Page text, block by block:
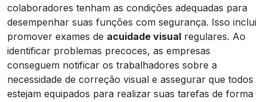
colaboradores tenham as condições adequadas para
desempenhar suas funções com segurança. Isso inclui
promover exames de acuidade visual regulares. Ao
identificar problemas precoces, as empresas
conseguem notificar os trabalhadores sobre a
necessidade de correção visual e assegurar que todos
estejam equipados para realizar suas tarefas de forma